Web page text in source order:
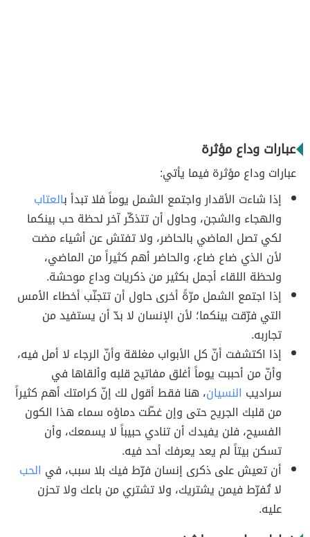
عبارات وداع مؤثرة
عبارات وداع مؤثرة فيما يأتي:
إذا شاءت الأقدار واجتمع الشمل يوماً فلا تبدأ بالعتاب
والهجاء والشجن، وحاول أن تتذكّر آخر لحظة حب بينكما
لكي تصل الماضي بالحاضر، ولا تفتش عن أشياء مضت
لأن الذي ضاع ضاع، والحاضر أهم كثيراً من الماضي،
ولحظة اللقاء أجمل بكثير من ذكريات وداع موحشة.
إذا اجتمع الشمل مرّةً أخرى حاول أن تتجنّب أخطاء الأمس
التي فرّقت بينكما؛ لأن الإنسان لا بدّ أن يستفيد من
تجاربه.
إذا اكتشفت أنّ كل الأبواب مغلقة وأنّ الرجاء لا أمل فيه،
وأنّ من أحببت يوماً أغلق مفاتيح قلبه وألقاها في
سراديب النسيان، هنا فقط أقول لك إنّ كرامتك أهم كثيراً
من قلبك الجريح حتى وإن غطّت دماؤه سماء هذا الكون
الفسيح، فلن يفيدك أن تنادي حبيباً لا يسمعك، وأن
تسكن بيتاً لم يعد يعرفك أحد فيه.
أن تعيش على ذكرى إنسان فرّط فيك بلا سبب، في الحب
لا تُفرّط فيمن يشتريك، ولا تشتري من باعك ولا تحزن
عليه.